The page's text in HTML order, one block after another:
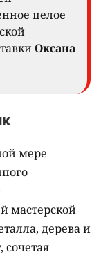
целое
Оксана
мере
мастерской
дерева и